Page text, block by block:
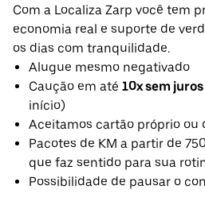
Com a Localiza Zarp você tem
economia real e suporte de
os dias com tranquilidade.
Alugue mesmo negativado
Caução em até 10x sem juros
início)
Aceitamos cartão próprio ou
Pacotes de KM a partir de
que faz sentido para sua
Possibilidade de pausar o